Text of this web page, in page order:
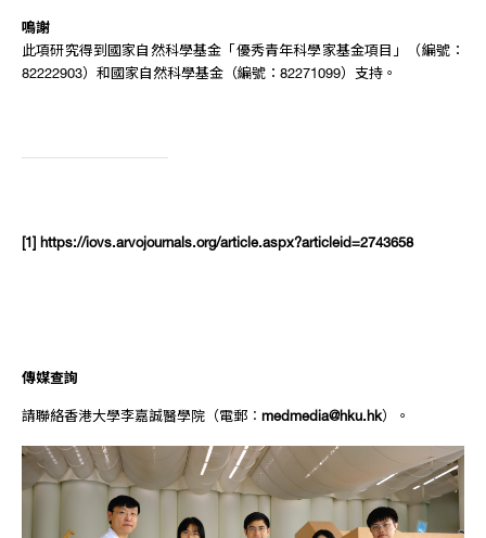
鳴謝
此項研究得到國家自然科學基金「優秀青年科學家基金項目」（編號：
82222903）和國家自然科學基金（編號：82271099）支持。
[1] https://iovs.arvojournals.org/article.aspx?articleid=2743658
傳媒查詢
請聯絡香港大學李嘉誠醫學院（電郵︰ medmedia@hku.hk）。